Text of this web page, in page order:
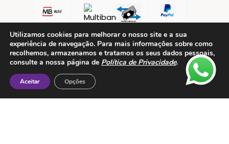
Utilizamos cookies para melhorar o nosso site e a sua
experiência de navegação. Para mais informações sobre como
recolhemos, armazenamos e tratamos os seus dados pessoais,
consulte a nossa página de Política de Privacidade.
Aceitar Opções